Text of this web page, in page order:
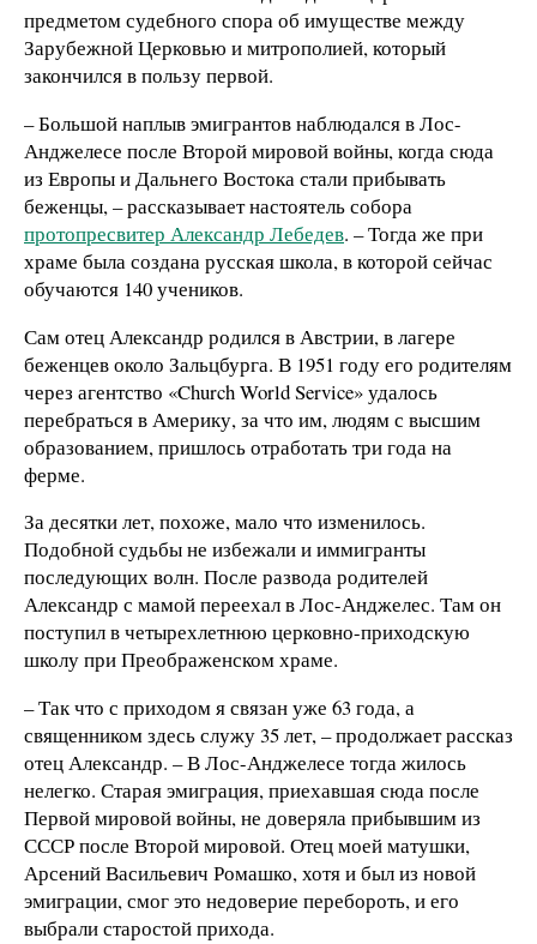
предметом судебного спора об имуществе между
Зарубежной Церковью и митрополией, который
закончился в пользу первой.
– Большой наплыв эмигрантов наблюдался в Лос-
Анджелесе после Второй мировой войны, когда сюда
из Европы и Дальнего Востока стали прибывать
беженцы, – рассказывает настоятель собора
протопресвитер Александр Лебедев. – Тогда же при
храме была создана русская школа, в которой сейчас
обучаются 140 учеников.
Сам отец Александр родился в Австрии, в лагере
беженцев около Зальцбурга. В 1951 году его родителям
через агентство «Church World Service» удалось
перебраться в Америку, за что им, людям с высшим
образованием, пришлось отработать три года на
ферме.
За десятки лет, похоже, мало что изменилось.
Подобной судьбы не избежали и иммигранты
последующих волн. После развода родителей
Александр с мамой переехал в Лос-Анджелес. Там он
поступил в четырехлетнюю церковно-приходскую
школу при Преображенском храме.
– Так что с приходом я связан уже 63 года, а
священником здесь служу 35 лет, – продолжает рассказ
отец Александр. – В Лос-Анджелесе тогда жилось
нелегко. Старая эмиграция, приехавшая сюда после
Первой мировой войны, не доверяла прибывшим из
СССР после Второй мировой. Отец моей матушки,
Арсений Васильевич Ромашко, хотя и был из новой
эмиграции, смог это недоверие перебороть, и его
выбрали старостой прихода.